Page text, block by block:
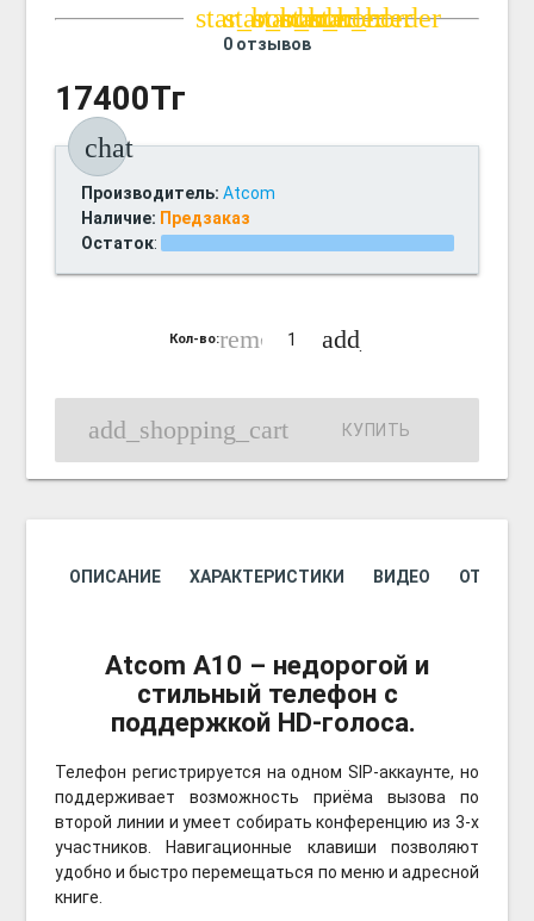
star_border
star_border
star_border
star_border
star_border
0 отзывов
17400Тг
chat
Производитель: Atcom
Наличие: Предзаказ
Остаток:
Кол-во:remove_circle_outline
add_circle_outline
add_shopping_cart КУПИТЬ
ОПИСАНИЕ ХАРАКТЕРИСТИКИ ВИДЕО
Atcom A10 – недорогой и
стильный телефон с
поддержкой HD-голоса.
Телефон регистрируется на одном SIP-аккаунте, но
поддерживает возможность приёма вызова по
второй линии и умеет собирать конференцию из 3-х
участников. Навигационные клавиши позволяют
удобно и быстро перемещаться по меню и адресной
книге.